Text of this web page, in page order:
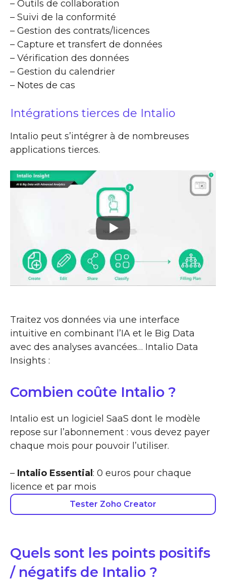
– Outils de collaboration
– Suivi de la conformité
– Gestion des contrats/licences
– Capture et transfert de données
– Vérification des données
– Gestion du calendrier
– Notes de cas
Intégrations tierces de Intalio
Intalio peut s’intégrer à de nombreuses
applications tierces.
Traitez vos données via une interface
intuitive en combinant l’IA et le Big Data
avec des analyses avancées… Intalio Data
Insights :
Combien coûte Intalio ?
Intalio est un logiciel SaaS dont le modèle
repose sur l’abonnement : vous devez payer
chaque mois pour pouvoir l’utiliser.
– Intalio Essential : 0 euros pour chaque
licence et par mois
Tester Zoho Creator
Quels sont les points positifs
/ négatifs de Intalio ?